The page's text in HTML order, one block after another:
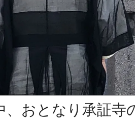
、おとなり承証寺